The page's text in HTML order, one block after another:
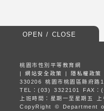
OPEN / CLOSE
桃園市性別平等教育網
|網站安全政策 隱私權政策
330206 桃園市桃園區縣府路
TEL：(03) 3322101
FAX
上班時間：星期一至星期五
CopyRight © Department